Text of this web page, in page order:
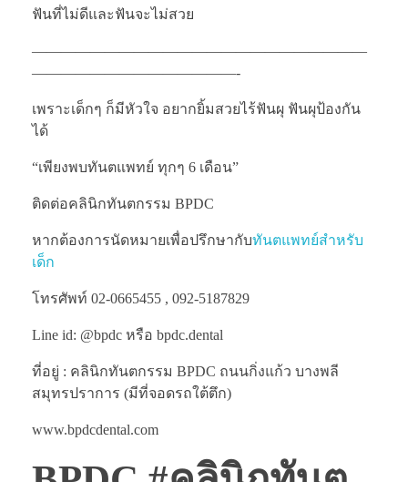
ฟันที่ไม่ดีและฟันจะไม่สวย
———————————————————————
——————————————-
เพราะเด็กๆ ก็มีหัวใจ อยากยิ้มสวยไร้ฟันผุ ฟันผุป้องกัน
ได้
“เพียงพบทันตแพทย์ ทุกๆ 6 เดือน”
ติดต่อคลินิกทันตกรรม BPDC
หากต้องการนัดหมายเพื่อปรึกษากับทันตแพทย์สำหรับ
เด็ก
โทรศัพท์ 02-0665455 , 092-5187829
Line id: @bpdc หรือ bpdc.dental
ที่อยู่ : คลินิกทันตกรรม BPDC ถนนกิ่งแก้ว บางพลี
สมุทรปราการ (มีที่จอดรถใต้ตึก)
www.bpdcdental.com